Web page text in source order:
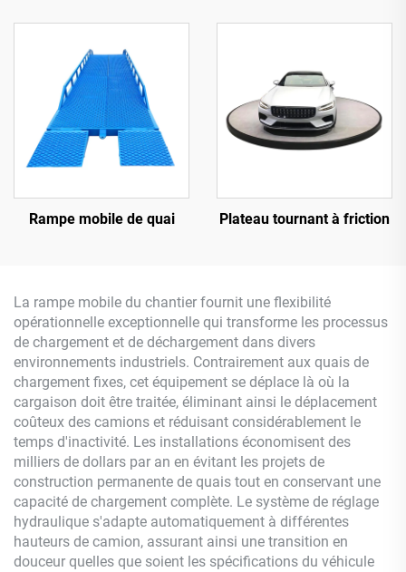
stationnement)
Rampe mobile de quai Plateau tournant à friction
La rampe mobile du chantier fournit une flexibilité
opérationnelle exceptionnelle qui transforme les processus
de chargement et de déchargement dans divers
environnements industriels. Contrairement aux quais de
chargement fixes, cet équipement se déplace là où la
cargaison doit être traitée, éliminant ainsi le déplacement
coûteux des camions et réduisant considérablement le
temps d'inactivité. Les installations économisent des
milliers de dollars par an en évitant les projets de
construction permanente de quais tout en conservant une
capacité de chargement complète. Le système de réglage
hydraulique s'adapte automatiquement à différentes
hauteurs de camion, assurant ainsi une transition en
douceur quelles que soient les spécifications du véhicule